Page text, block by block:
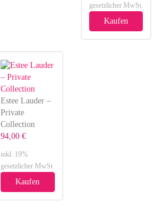
gesetzlicher MwSt.
Kaufen
Estee Lauder –
Private
Collection
94,00 €
inkl. 19%
gesetzlicher MwSt.
Kaufen